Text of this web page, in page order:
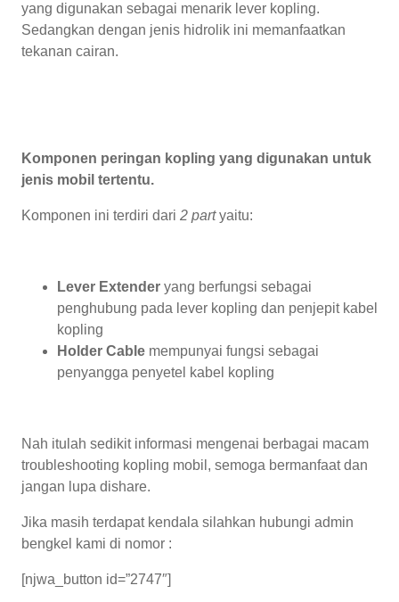
yang digunakan sebagai menarik lever kopling.
Sedangkan dengan jenis hidrolik ini memanfaatkan
tekanan cairan.
Komponen peringan kopling yang digunakan untuk
jenis mobil tertentu.
Komponen ini terdiri dari 2 partyaitu:
Lever Extender yang berfungsi sebagai
penghubung pada lever kopling dan penjepit kabel
kopling
Holder Cable mempunyai fungsi sebagai
penyangga penyetel kabel kopling
Nah itulah sedikit informasi mengenai berbagai macam
troubleshooting kopling mobil, semoga bermanfaat dan
jangan lupa dishare.
Jika masih terdapat kendala silahkan hubungi admin
bengkel kami di nomor :
[njwa_button id=”2747″]